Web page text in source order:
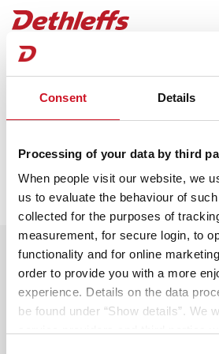
Consent Details
Processing of your data by third
When people visit our website, we
us to evaluate the behaviour of
collected for the purposes of
measurement, for secure login, to
functionality and for online
order to provide you with a more
experience. Details on the data
be found under “Show details”. We
Termin-
kontaktieren, um mit dir einen
Beratungstermin abzustimmen.
Du erhältst in Kürze eine
Mail. Dein ausgewählter
kontaktieren, um mit dir einen
Beratungstermin abzustimmen.
Nutze die Wartezeit und
dein Traumfahrzeug!
Bereite dich optimal auf deine
entdecke alle Möglichkeiten.
deine Konfiguration!